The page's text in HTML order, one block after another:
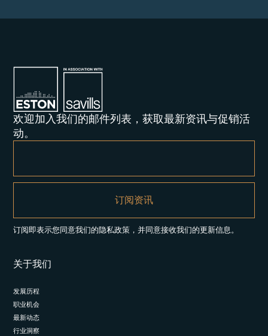
欢迎加入我们的邮件列表，获取最新资讯与促销活
动。
订阅即表示您同意我们的隐私政策，并同意接收我们的更新信息。
关于我们
发展历程
职业机会
最新动态
行业洞察